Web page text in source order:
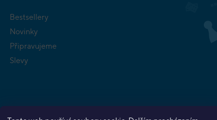
Bestsellery
Novinky
Připravujeme
Slevy